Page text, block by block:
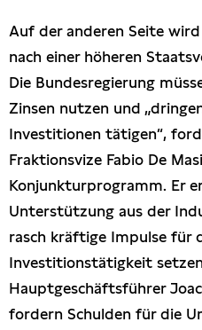
Auf der anderen Seite
nach einer höheren
Die Bundesregierung
Zinsen nutzen und
Investitionen tätigen“,
Fraktionsvize Fabio De
Konjunkturprogramm. Er
Unterstützung aus der
rasch kräftige Impulse für
Investitionstätigkeit
Hauptgeschäftsführer
fordern Schulden für die